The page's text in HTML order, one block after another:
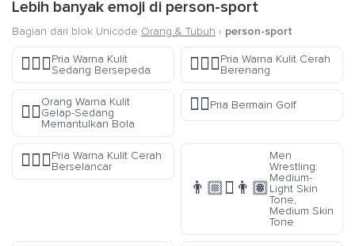
Lebih banyak emoji di person-sport
Bagian dari blok Unicode Orang & Tubuh › person-sport
🚴🏽‍♂️Pria Warna Kulit
Sedang Bersepeda
🏊🏻‍♂️Pria Warna Kulit Cerah
Berenang
⛹🏾
Orang Warna Kulit
Gelap-Sedang
Memantulkan Bola
🏌️‍♂️Pria Bermain Golf
🏄🏻‍♂️Pria Warna Kulit Cerah
Berselancar
👨🏼‍🫯‍👨🏽
Men
Wrestling:
Medium-
Light Skin
Tone,
Medium Skin
Tone